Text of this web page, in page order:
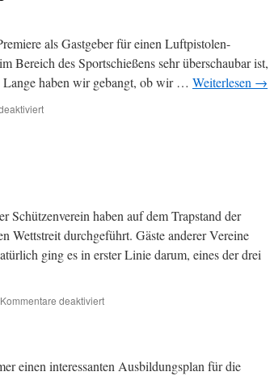
als Gastgeber für einen Luftpistolen-
Bereich des Sportschießens sehr überschaubar ist,
Lange haben wir gebangt, ob wir … Weiterlesen →
für
Schützenverein haben auf dem Trapstand der
Wettstreit durchgeführt. Gäste anderer Vereine
ging es in erster Linie darum, eines der drei
Kommentare deaktiviertfür
einen interessanten Ausbildungsplan für die